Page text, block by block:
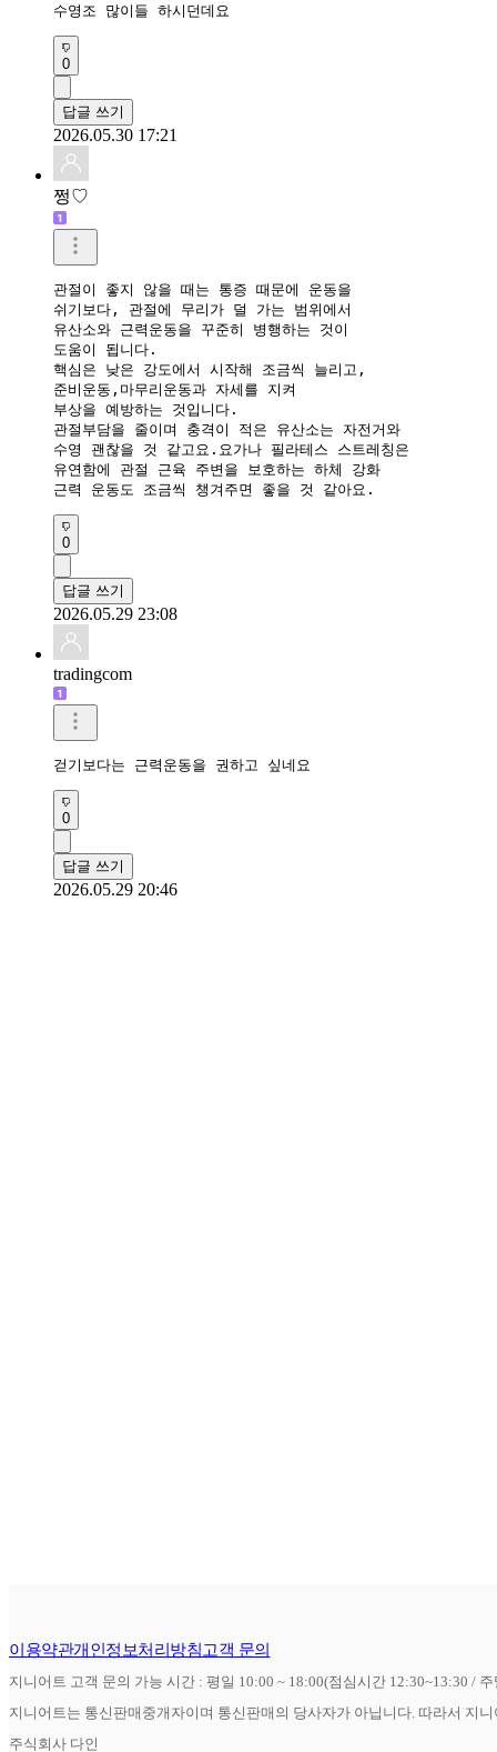
수영조 많이들 하시던데요
0
답글 쓰기
2026.05.30 17:21
쩡♡
관절이 좋지 않을 때는 통증 때문에 운동을
쉬기보다, 관절에 무리가 덜 가는 범위에서
유산소와 근력운동을 꾸준히 병행하는 것이
도움이 됩니다.
핵심은 낮은 강도에서 시작해 조금씩 늘리고,
준비운동,마무리운동과 자세를 지켜
부상을 예방하는 것입니다.
관절부담을 줄이며 충격이 적은 유산소는 자전거와
수영 괜찮을 것 같고요.요가나 필라테스 스트레칭은
유연함에 관절 근육 주변을 보호하는 하체 강화
근력 운동도 조금씩 챙겨주면 좋을 것 같아요.
0
답글 쓰기
2026.05.29 23:08
tradingcom
걷기보다는 근력운동을 권하고 싶네요
0
답글 쓰기
2026.05.29 20:46
이용약관개인정보처리방침고객 문의
지니어트 고객 문의 가능 시간 : 평일 10:00 ~ 18:00(점심시간 12:30~13:30 /
지니어트는 통신판매중개자이며 통신판매의 당사자가 아닙니다. 따라서 지
주식회사 다인